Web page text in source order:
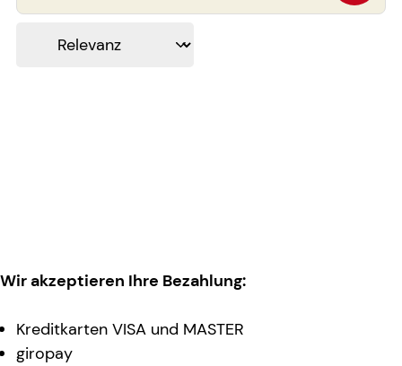
Wir akzeptieren Ihre Bezahlung:
Kreditkarten VISA und MASTER
giropay